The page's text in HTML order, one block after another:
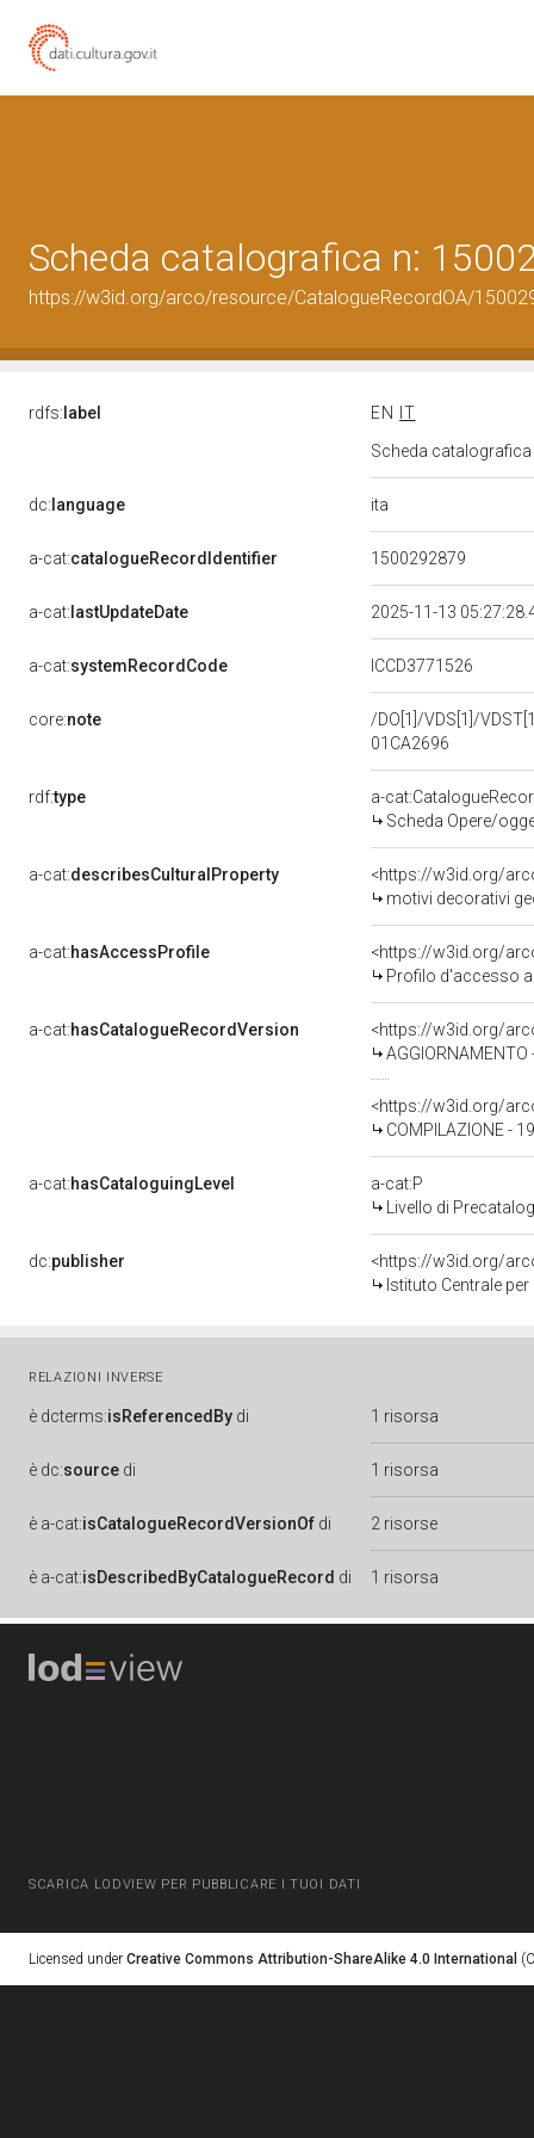
Scheda catalografica n:
https://w3id.org/arco/resource/CatalogueRecordOA/
rdfs: label EN
IT
Scheda
dc: language ita
a-cat:catalogueRecordIdentifier 1500292879
a-cat: lastUpdateDate 2025-11-13
a-cat:systemRecordCode ICCD3771526
core:note
/DO[1]/VDS[1]/
01CA2696
rdf:type
a-
Scheda Opere/
a-cat:describesCulturalProperty
<https://w3id.org/
motivi decorativi
a-cat:hasAccessProfile
<https://w3id.org/
Profilo d'accesso
a-cat:hasCatalogueRecordVersion
<https://w3id.org/
AGGIORNAMENTO
<https://w3id.org/
COMPILAZIONE -
a-cat:hasCataloguingLevel
a-cat:P
Livello di
dc:publisher
<https://w3id.org/
Istituto Centrale
RELAZIONI INVERSE
è dcterms:isReferencedBy di 1 risorsa
è dc:source di 1 risorsa
è a-cat:isCatalogueRecordVersionOf di 2 risorse
è a-cat:isDescribedByCatalogueRecord di 1 risorsa
SCARICA LODVIEW PER PUBBLICARE I TUOI DATI
Licensed under Creative Commons Attribution-ShareAlike 4.0 International